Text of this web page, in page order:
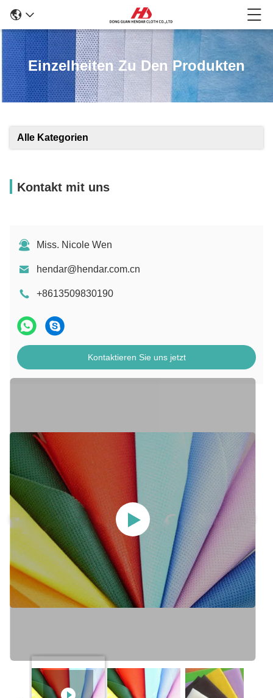
Einzelheiten Zu Den Produkten
Alle Kategorien
Kontakt mit uns
Miss. Nicole Wen
hendar@hendar.com.cn
+8613509830190
Kontaktieren Sie uns jetzt